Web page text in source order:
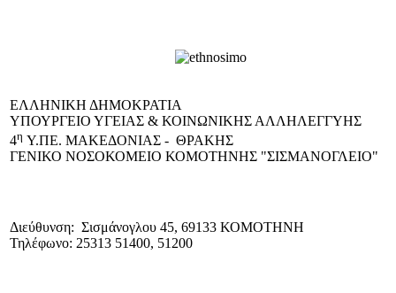
EΛΛΗΝΙΚΗ ΔΗΜΟΚΡΑΤΙΑ
ΥΠΟΥΡΓΕΙΟ ΥΓΕΙΑΣ & ΚΟΙΝΩΝΙΚΗΣ ΑΛΛΗΛΕΓΓΥΗΣ
4η Υ.ΠΕ. ΜΑΚΕΔΟΝΙΑΣ - ΘΡΑΚΗΣ
ΓΕΝΙΚΟ NΟΣΟΚΟΜΕΙΟ ΚΟΜΟΤΗΝΗΣ "ΣΙΣΜΑΝΟΓΛΕΙΟ"
Διεύθυνση: Σισμάνογλου 45, 69133 ΚΟΜΟΤΗΝΗ
Τηλέφωνο: 25313 51400, 51200